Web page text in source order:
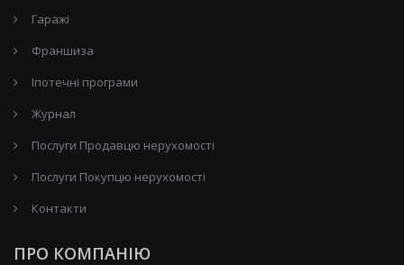
Гаражі
Франшиза
Іпотечні програми
Журнал
Послуги Продавцю нерухомості
Послуги Покупцю нерухомості
Контакти
ПРО КОМПАНІЮ